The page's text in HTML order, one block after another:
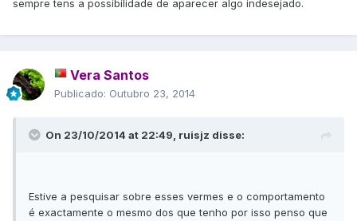
sempre tens a possibilidade de aparecer algo indesejado.
Vera Santos
Publicado: Outubro 23, 2014
On 23/10/2014 at 22:49, ruisjz disse:
Estive a pesquisar sobre esses vermes e o comportamento
é exactamente o mesmo dos que tenho por isso penso que